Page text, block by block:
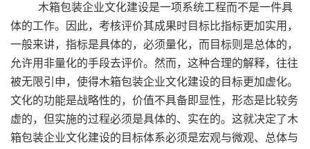
木箱包装企业文化建设是一项系统工程而不是一件具
体的工作。因此，考核评价其成果时目标比指标更加实用，
一般来讲，指标是具体的，必须量化，而目标则是总体的，
允许用非量化的手段去评价。然而，这种合理的解释，往往
被无限引申，使得木箱包装企业文化建设的目标更加虚化。
文化的功能是战略性的，价值不具备即显性，形态是比较务
虚的，但实施的过程必须是具体的、实在的。这就决定了木
箱包装企业文化建设的目标体系必须是宏观与微观、总体与